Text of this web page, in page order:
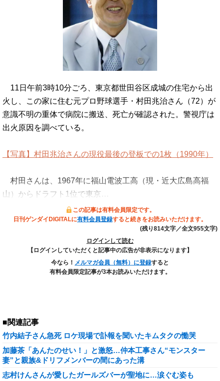
11日午前3時10分ごろ、東京都世田谷区成城の住宅から出
火し、この家に住む元プロ野球選手・村田兆治さん（72）が
意識不明の重体で病院に搬送、死亡が確認された。警視庁は
出火原因を調べている。
【写真】村田兆治さんの現役最後の登板での1枚（1990年）
村田さんは、1967年に福山電波工高（現・近大広島高福
山）からドラフト1位で東京…
この記事は有料会員限定です。
日刊ゲンダイDIGITALに有料会員登録すると続きをお読みいただけます。
(残り814文字／全文955文字)
ログインして読む
【ログインしていただくと記事中の広告が非表示になります】
今なら！ メルマガ会員（無料）に登録すると
有料会員限定記事が3本お読みいただけます。
■関連記事
竹内結子さん急死 ロケ現場で訃報を聞いたキムタクの慟哭
加藤茶「あんたのせい！」と激怒…仲本工事さん“モンスター
妻”と親族&ドリフメンバーの間にあった溝
志村けんさんが愛したガールズバーが聖地に…涙ぐむ姿も